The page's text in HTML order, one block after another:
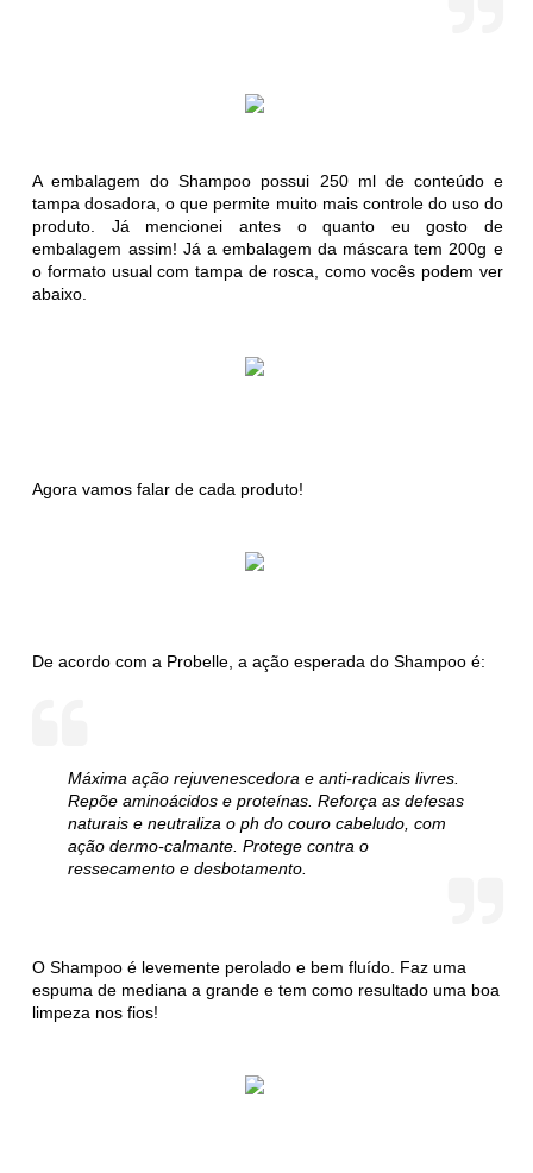
A embalagem do Shampoo possui 250 ml de conteúdo e
tampa dosadora, o que permite muito mais controle do uso do
produto. Já mencionei antes o quanto eu gosto de
embalagem assim! Já a embalagem da máscara tem 200g e
o formato usual com tampa de rosca, como vocês podem ver
abaixo.
Agora vamos falar de cada produto!
De acordo com a Probelle, a ação esperada do Shampoo é:
Máxima ação rejuvenescedora e anti-radicais livres.
Repõe aminoácidos e proteínas. Reforça as defesas
naturais e neutraliza o ph do couro cabeludo, com
ação dermo-calmante. Protege contra o
ressecamento e desbotamento.
O Shampoo é levemente perolado e bem fluído. Faz uma
espuma de mediana a grande e tem como resultado uma boa
limpeza nos fios!